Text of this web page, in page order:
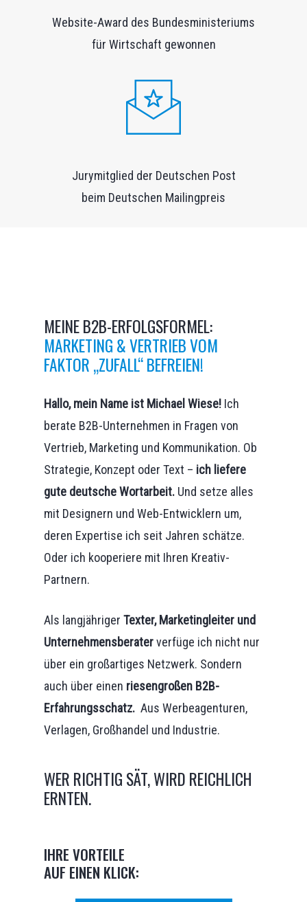
Website-Award des Bundesministeriums
für Wirtschaft gewonnen
Jurymitglied der Deutschen Post
beim Deutschen Mailingpreis
MEINE B2B-ERFOLGSFORMEL:
MARKETING & VERTRIEB VOM
FAKTOR „ZUFALL“ BEFREIEN!
Hallo, mein Name ist Michael Wiese! Ich
berate B2B-Unternehmen in Fragen von
Vertrieb, Marketing und Kommunikation. Ob
Strategie, Konzept oder Text – ich liefere
gute deutsche Wortarbeit. Und setze alles
mit Designern und Web-Entwicklern um,
deren Expertise ich seit Jahren schätze.
Oder ich kooperiere mit Ihren Kreativ-
Partnern.
Als langjähriger Texter, Marketingleiter und
Unternehmensberaterverfüge ich nicht nur
über ein großartiges Netzwerk. Sondern
auch über einen riesengroßen B2B-
Erfahrungsschatz. Aus Werbeagenturen,
Verlagen, Großhandel und Industrie.
WER RICHTIG SÄT, WIRD REICHLICH
ERNTEN.
IHRE VORTEILE
AUF EINEN KLICK: